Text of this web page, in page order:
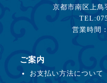
京都市南区上鳥
営業時間
ご案内
お支払い方法について